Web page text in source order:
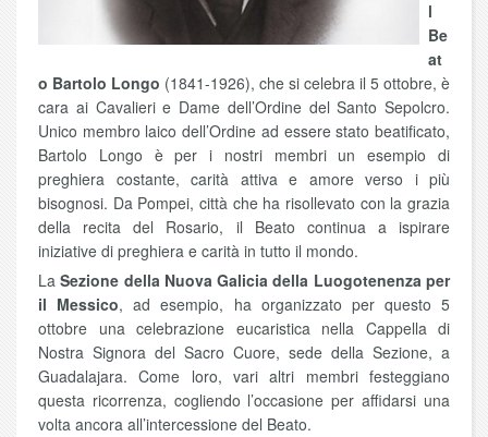
l
Be
at
o Bartolo Longo (1841-1926), che si celebra il 5 ottobre, è
cara ai Cavalieri e Dame dell’Ordine del Santo Sepolcro.
Unico membro laico dell’Ordine ad essere stato beatificato,
Bartolo Longo è per i nostri membri un esempio di
preghiera costante, carità attiva e amore verso i più
bisognosi. Da Pompei, città che ha risollevato con la grazia
della recita del Rosario, il Beato continua a ispirare
iniziative di preghiera e carità in tutto il mondo.
LaSezione della Nuova Galicia della Luogotenenza per
il Messico, ad esempio, ha organizzato per questo 5
ottobre una celebrazione eucaristica nella Cappella di
Nostra Signora del Sacro Cuore, sede della Sezione, a
Guadalajara. Come loro, vari altri membri festeggiano
questa ricorrenza, cogliendo l’occasione per affidarsi una
volta ancora all’intercessione del Beato.